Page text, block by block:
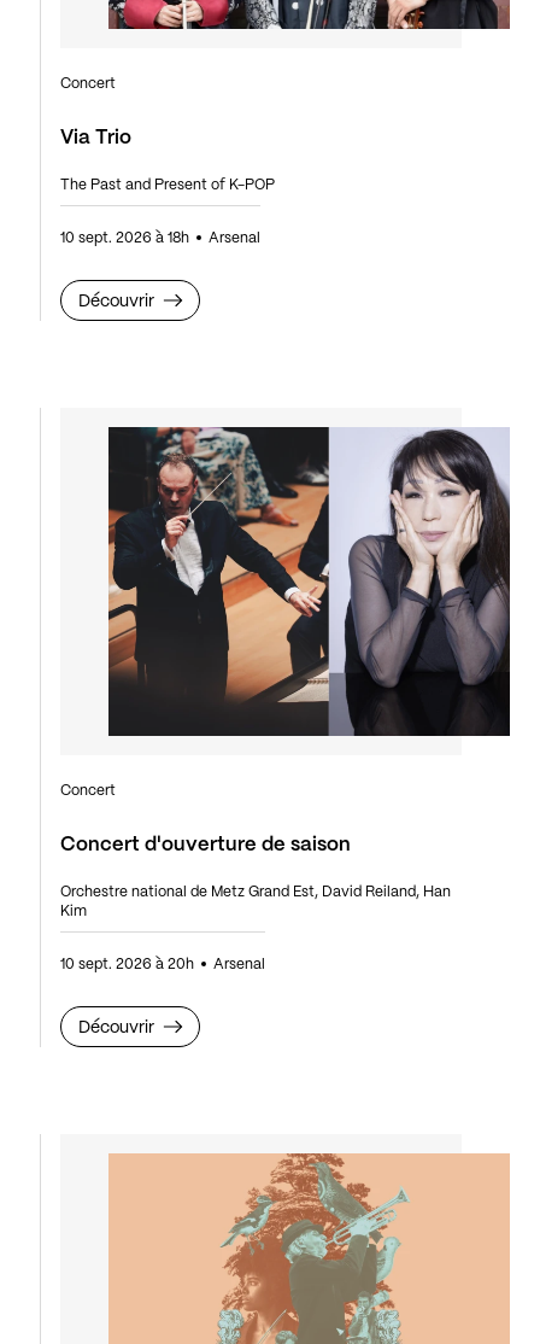
Via Trio
Concert
The Past and Present of K-POP
10 sept. 2026 à 18h Arsenal
Découvrir
Concert d'ouverture de saison
Concert
Orchestre national de Metz Grand Est, David Reiland, Han
Kim
10 sept. 2026 à 20h Arsenal
Découvrir